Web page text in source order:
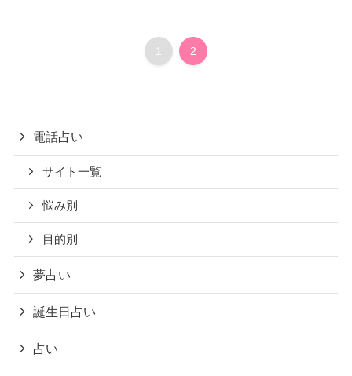
1 2
電話占い
サイト一覧
悩み別
目的別
夢占い
誕生日占い
占い